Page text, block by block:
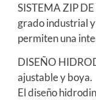
SISTEMA ZIP
grado industrial
permiten una
DISEÑO
ajustable y boya.
El diseño